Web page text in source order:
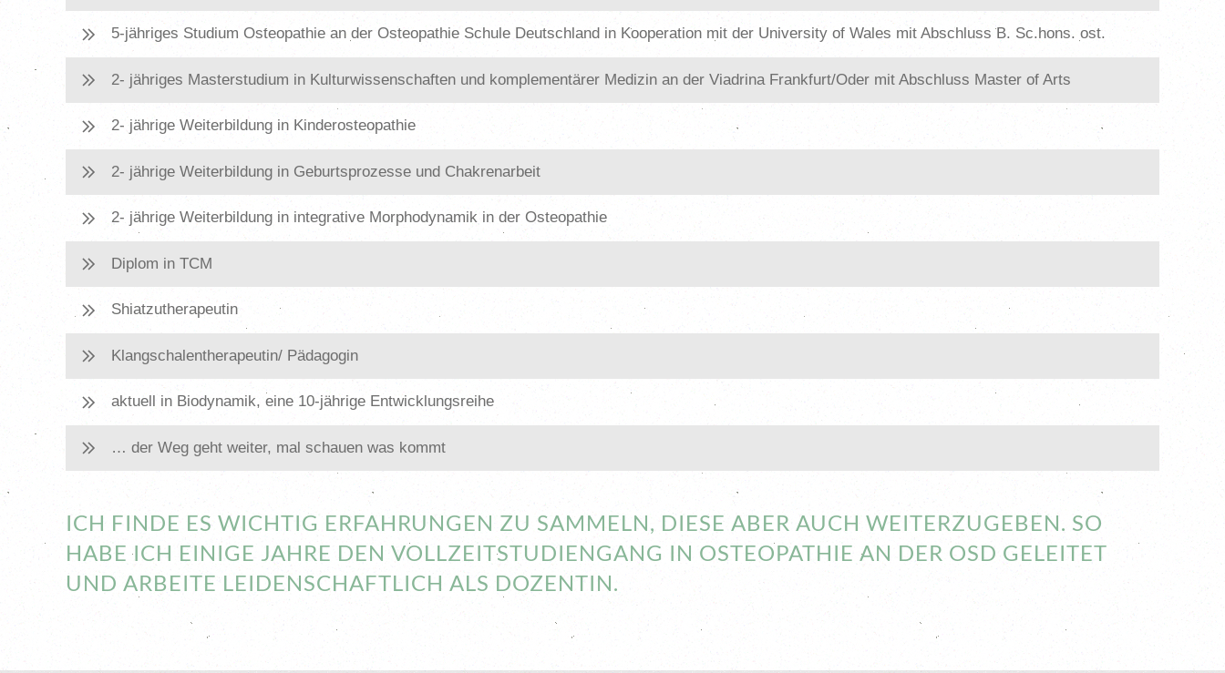
5-jähriges Studium Osteopathie an der Osteopathie Schule Deutschland in Kooperation mit der University of Wales mit Abschluss B. Sc.hons. ost.
2- jähriges Masterstudium in Kulturwissenschaften und komplementärer Medizin an der Viadrina Frankfurt/Oder mit Abschluss Master of Arts
2- jährige Weiterbildung in Kinderosteopathie
2- jährige Weiterbildung in Geburtsprozesse und Chakrenarbeit
2- jährige Weiterbildung in integrative Morphodynamik in der Osteopathie
Diplom in TCM
Shiatzutherapeutin
Klangschalentherapeutin/ Pädagogin
aktuell in Biodynamik, eine 10-jährige Entwicklungsreihe
… der Weg geht weiter, mal schauen was kommt
ICH FINDE ES WICHTIG ERFAHRUNGEN ZU SAMMELN, DIESE ABER AUCH WEITERZUGEBEN. SO
HABE ICH EINIGE JAHRE DEN VOLLZEITSTUDIENGANG IN OSTEOPATHIE AN DER OSD GELEITET
UND ARBEITE LEIDENSCHAFTLICH ALS DOZENTIN.